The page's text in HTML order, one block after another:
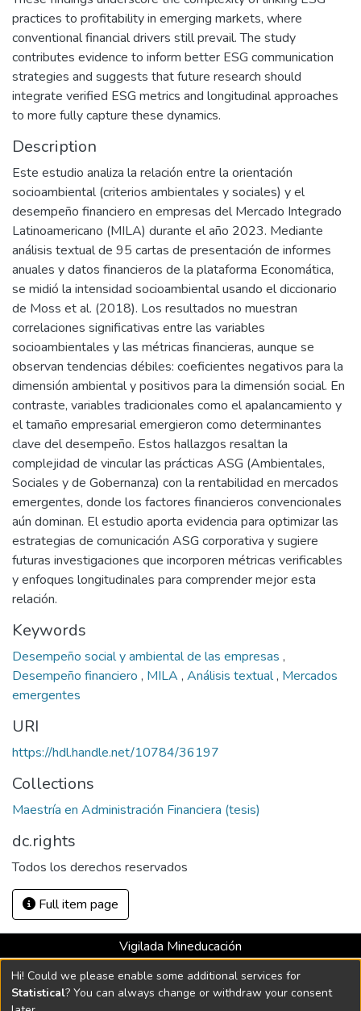
practices to profitability in emerging markets, where
conventional financial drivers still prevail. The study
contributes evidence to inform better ESG communication
strategies and suggests that future research should
integrate verified ESG metrics and longitudinal approaches
to more fully capture these dynamics.
Description
Este estudio analiza la relación entre la orientación
socioambiental (criterios ambientales y sociales) y el
desempeño financiero en empresas del Mercado Integrado
Latinoamericano (MILA) durante el año 2023. Mediante
análisis textual de 95 cartas de presentación de informes
anuales y datos financieros de la plataforma Economática,
se midió la intensidad socioambiental usando el diccionario
de Moss et al. (2018). Los resultados no muestran
correlaciones significativas entre las variables
socioambientales y las métricas financieras, aunque se
observan tendencias débiles: coeficientes negativos para la
dimensión ambiental y positivos para la dimensión social. En
contraste, variables tradicionales como el apalancamiento y
el tamaño empresarial emergieron como determinantes
clave del desempeño. Estos hallazgos resaltan la
complejidad de vincular las prácticas ASG (Ambientales,
Sociales y de Gobernanza) con la rentabilidad en mercados
emergentes, donde los factores financieros convencionales
aún dominan. El estudio aporta evidencia para optimizar las
estrategias de comunicación ASG corporativa y sugiere
futuras investigaciones que incorporen métricas verificables
y enfoques longitudinales para comprender mejor esta
relación.
Keywords
Desempeño social y ambiental de las empresas ,
Desempeño financiero , MILA , Análisis textual, Mercados
emergentes
URI
https://hdl.handle.net/10784/36197
Collections
Maestría en Administración Financiera (tesis)
dc.rights
Todos los derechos reservados
Full item page
Vigilada Mineducación
Universidad con Acreditación Institucional hasta 2026 -
Resolución MEN 2158 de 2018
Hi! Could we please enable some additional services for
Statistical? You can always change or withdraw your consent